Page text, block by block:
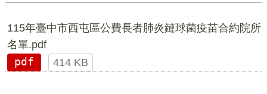
115年臺中市西屯區公費長者肺炎鏈球菌疫苗合約院所
名單.pdf
pdf
414 KB